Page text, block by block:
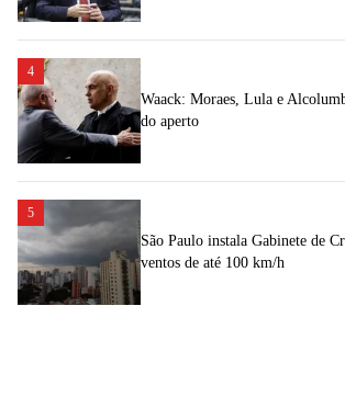
4
Waack: Moraes, Lula e
do aperto
5
São Paulo instala Gabinete de
ventos de até 100 km/h